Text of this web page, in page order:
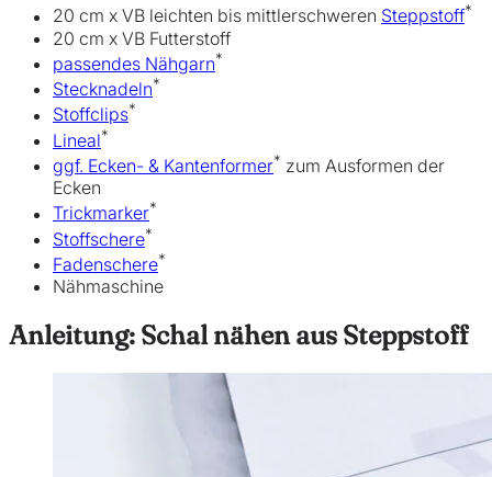
20 cm x VB leichten bis mittlerschweren Steppstoff*
20 cm x VB Futterstoff
passendes Nähgarn*
Stecknadeln*
Stoffclips*
Lineal*
ggf. Ecken- & Kantenformer* zum Ausformen der
Ecken
Trickmarker*
Stoffschere*
Fadenschere*
Nähmaschine
Anleitung: Schal nähen aus Steppstoff